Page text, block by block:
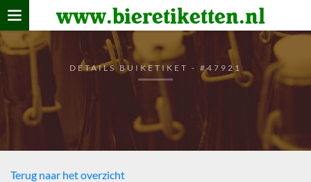
www.bieretiketten.nl
Home
verzamelen
De bierkaart
Bezoekers
DETAILS BUIKETIKET - #47921
Terug naar het overzicht